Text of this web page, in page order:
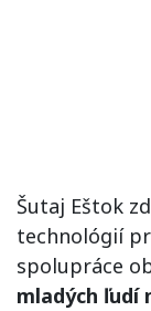
Šutaj Eštok
technológií
spolupráce
mladých ľudí